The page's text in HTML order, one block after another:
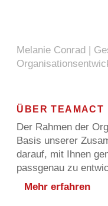
Melanie Conrad |
ÜBER TEAMACT
Der Rahmen der
Basis unserer
darauf, mit Ihnen
passgenau zu
Mehr erfahren